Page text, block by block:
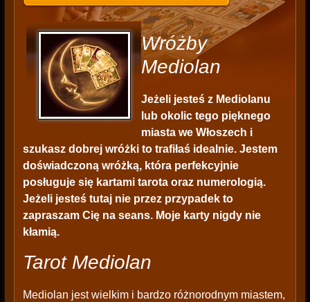
Wróżby
Mediolan
Jeżeli jesteś z Mediolanu
lub okolic tego pięknego
miasta we Włoszech i
szukasz dobrej wróżki to trafiłaś idealnie. Jestem
doświadczoną wróżką, która perfekcyjnie
posługuje się kartami tarota oraz numerologią.
Jeżeli jesteś tutaj nie przez przypadek to
zapraszam Cię na seans. Moje karty nigdy nie
kłamią.
Tarot Mediolan
Mediolan jest wielkim i bardzo różnorodnym miastem,